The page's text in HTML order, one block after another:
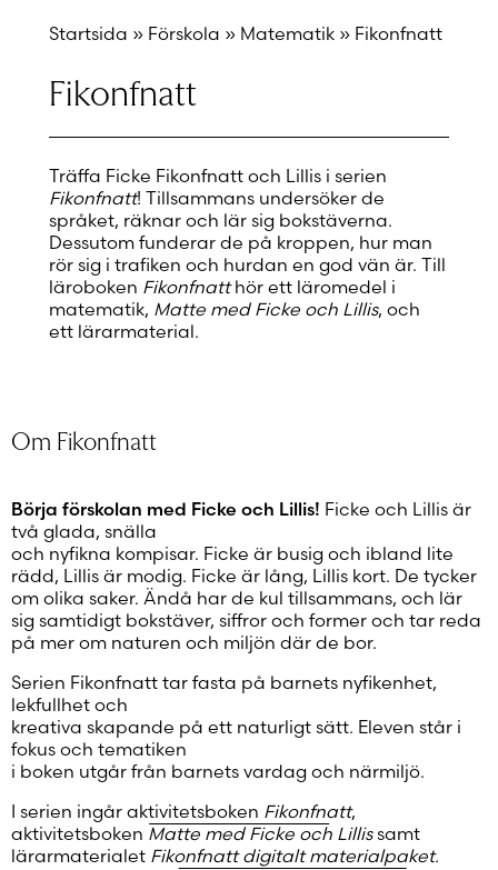
Startsida » Förskola » Matematik » Fikonfnatt
Fikonfnatt
Träffa Ficke Fikonfnatt och Lillis i serien
Fikonfnatt! Tillsammans undersöker de
språket, räknar och lär sig bokstäverna.
Dessutom funderar de på kroppen, hur man
rör sig i trafiken och hurdan en god vän är. Till
läroboken Fikonfnatthör ett läromedel i
matematik, Matte med Ficke och Lillis, och
ett lärarmaterial.
Om Fikonfnatt
Börja förskolan med Ficke och Lillis! Ficke och Lillis är
två glada, snälla
och nyfikna kompisar. Ficke är busig och ibland lite
rädd, Lillis är modig. Ficke är lång, Lillis kort. De tycker
om olika saker. Ändå har de kul tillsammans, och lär
sig samtidigt bokstäver, siffror och former och tar reda
på mer om naturen och miljön där de bor.
Serien Fikonfnatt tar fasta på barnets nyfikenhet,
lekfullhet och
kreativa skapande på ett naturligt sätt. Eleven står i
fokus och tematiken
i boken utgår från barnets vardag och närmiljö.
I serien ingår aktivitetsboken Fikonfnatt,
aktivitetsboken Matte med Ficke och Lillissamt
lärarmaterialet Fikonfnatt digitalt materialpaket.